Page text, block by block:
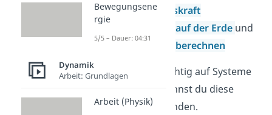
Hangabtriebskraft
Corioliskraft auf der Erde und
Corioliskraft berechnen
Um die Kräfte richtig auf Systeme
anzuwenden, kannst du diese
Prinzipienanwenden.
Bewegungsene
rgie
5/5 – Dauer: 04:31
Dynamik
Arbeit: Grundlagen
Arbeit (Physik)